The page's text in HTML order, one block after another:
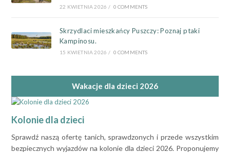
22 KWIETNIA 2026 / 0 COMMENTS
Skrzydlaci mieszkańcy Puszczy: Poznaj ptaki
Kampinosu.
15 KWIETNIA 2026 / 0 COMMENTS
Wakacje dla dzieci 2026
Kolonie dla dzieci
Sprawdź naszą ofertę tanich, sprawdzonych i przede wszystkim
bezpiecznych wyjazdów na kolonie dla dzieci 2026. Proponujemy